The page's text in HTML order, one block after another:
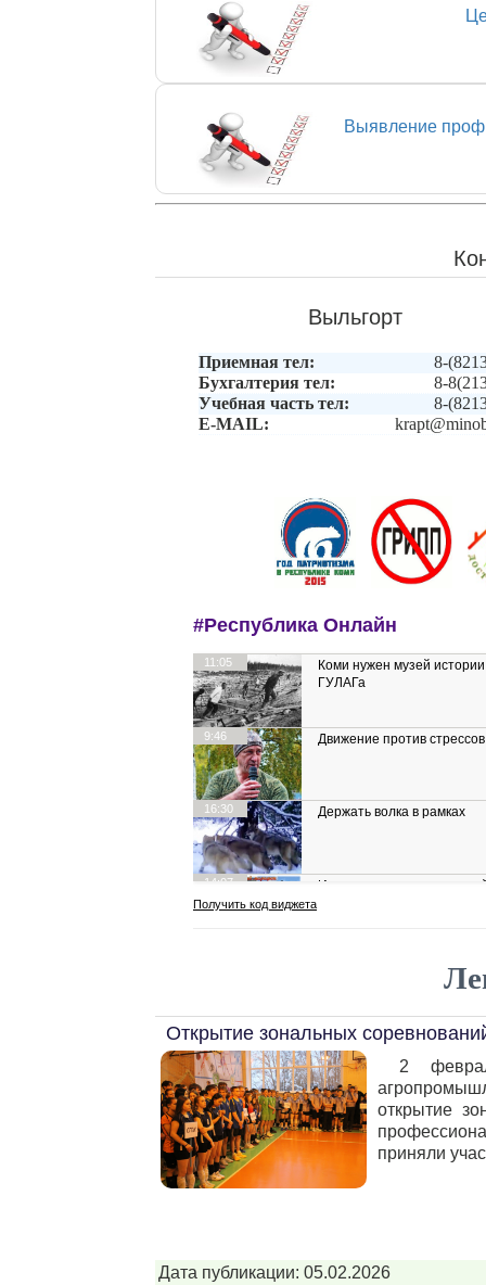
Выявление
Выльгорт
Приемная тел:
8-
Бухгалтерия тел:
8-
Учебная часть тел:
8-
E-MAIL:
Открытие зональных
2
открытие
приняли
Дата публикации: 05.02.2026